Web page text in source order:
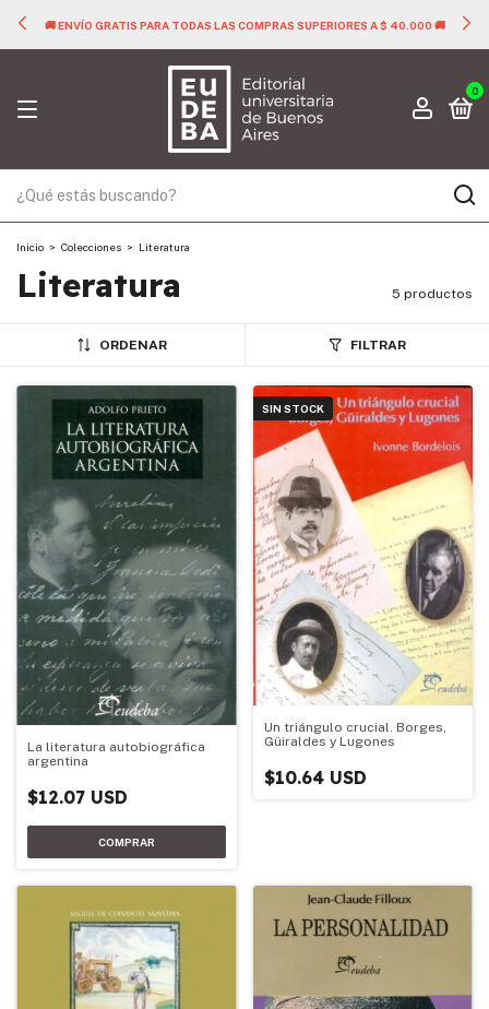
🚚 ENVÍO GRATIS PARA TODAS LAS COMPRAS SUPERIORES A $ 40.000 🚚
0
Inicio > Colecciones > Literatura
Literatura 5 productos
ORDENAR FILTRAR
La literatura autobiográfica
argentina
$12.07 USD
SIN STOCK
Un triángulo crucial. Borges,
Güiraldes y Lugones
$10.64 USD